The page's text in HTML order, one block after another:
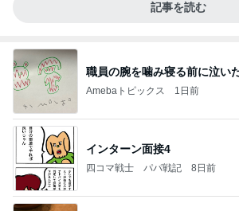
記事を読む
職員の腕を噛み寝る前に泣い
Amebaトピックス 1日前
インターン面接4
四コマ戦士 パパ戦記 8日前